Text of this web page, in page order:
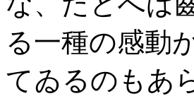
る一種の感動
てゐるのもあ